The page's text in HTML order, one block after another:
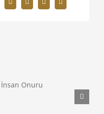
TumblrPinterest
Vk
E-
posta